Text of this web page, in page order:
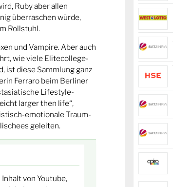
Ruby aber allen
überraschen würde,
Rollstuhl.
und Vampire. Aber auch
wie viele Elitecollege-
ist diese Sammlung ganz
Ferraro beim Berliner
Lifestyle-
larger then life“,
emotionale Traum-
geleiten.
von Youtube,